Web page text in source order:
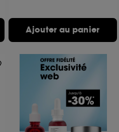
Ajouter au panier